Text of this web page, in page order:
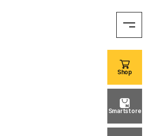
Shop
Smartstore